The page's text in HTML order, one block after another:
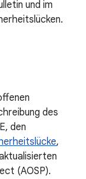
und im
des
den
,
(AOSP).